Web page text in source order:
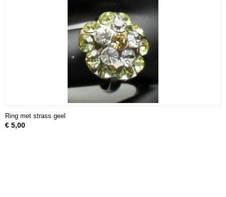
Ring met strass geel
€ 5,00